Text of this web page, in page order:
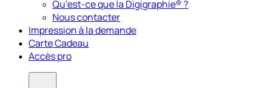
Qu’est-ce que la Digigraphie® ?
Nous contacter
Impression à la demande
Carte Cadeau
Accès pro